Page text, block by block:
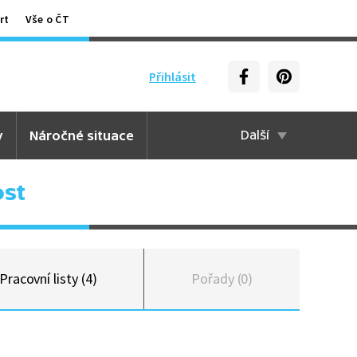
Vše o ČT
Přihlásit
Náročné situace Další
Pracovní listy (4) Pořady (0)